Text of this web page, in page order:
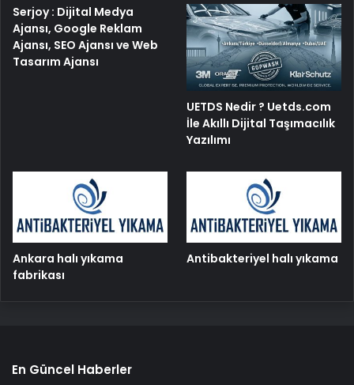
Serjoy : Dijital Medya
Ajansı, Google Reklam
Ajansı, SEO Ajansı ve Web
Tasarım Ajansı
UETDS Nedir ? Uetds.com
İle Akıllı Dijital Taşımacılık
Yazılımı
Ankara halı yıkama
fabrikası
Antibakteriyel halı yıkama
En Güncel Haberler